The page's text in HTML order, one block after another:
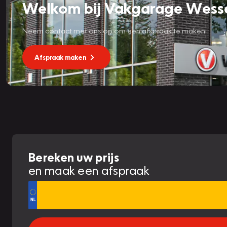
Welkom bij Vakgarage
Neem contact met ons op om een afspraak te maken
Afspraak maken
Bereken uw prijs
en maak een afspraak